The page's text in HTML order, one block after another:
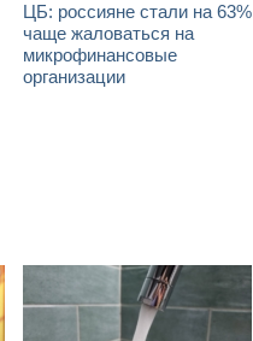
ЦБ: россияне стали на 63%
чаще жаловаться на
микрофинансовые
организации